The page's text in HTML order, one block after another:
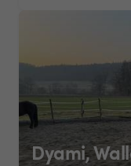
Dyami,